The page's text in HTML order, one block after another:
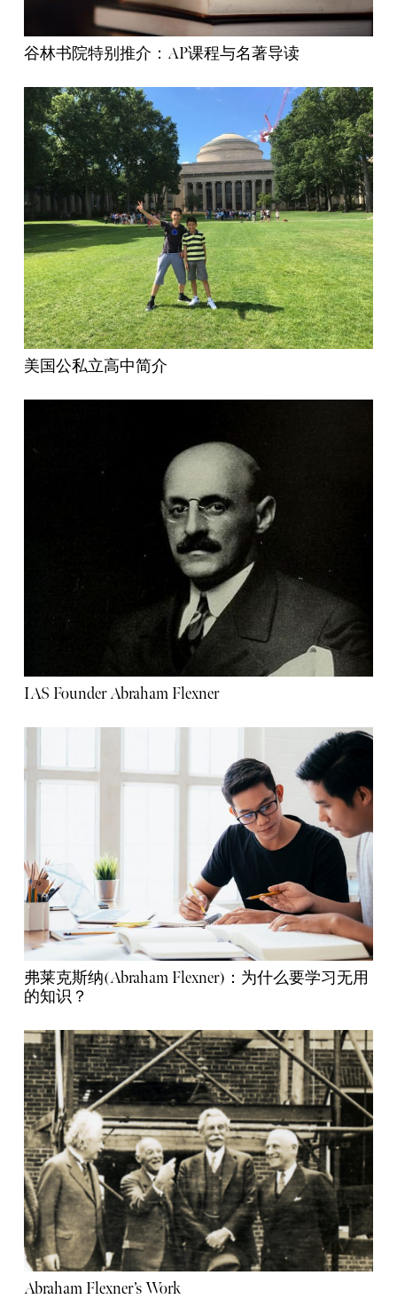
谷林书院特别推介：AP课程与名著导读
美国公私立高中简介
IAS Founder Abraham Flexner
弗莱克斯纳(Abraham Flexner)：为什么要学习无用
的知识？
Abraham Flexner’s Work